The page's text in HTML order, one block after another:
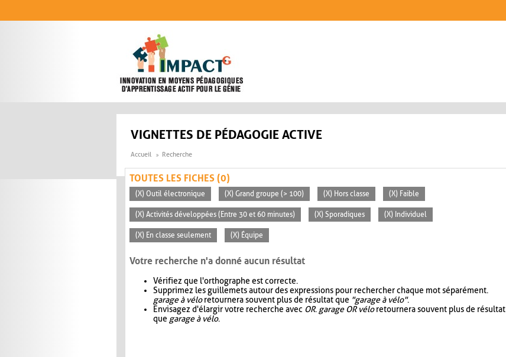
VIGNETTES DE PÉDAGOGIE ACTIVE
Accueil Recherche
TOUTES LES FICHES (0)
(X) Outil électronique (X) Grand groupe (> 100) (X) Hors classe (X) Faible
(X) Activités développées (Entre 30 et 60 minutes) (X) Sporadiques (X) Individuel
(X) En classe seulement (X) Équipe
Votre recherche n'a donné aucun résultat
Vérifiez que l'orthographe est correcte.
Supprimez les guillemets autour des expressions pour rechercher chaque mot séparément.
garage à véloretournera souvent plus de résultat que "garage à vélo".
Envisagez d'élargir votre recherche avec OR. garage OR véloretournera souvent plus de résultat
que garage à vélo.